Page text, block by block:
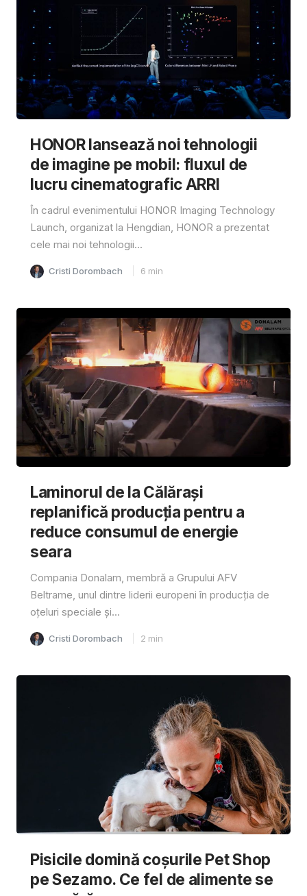
HONOR lansează noi tehnologii
de imagine pe mobil: fluxul de
lucru cinematografic ARRI
În cadrul evenimentului HONOR Imaging Technology
Launch, organizat la Hengdian, HONOR a prezentat
cele mai noi tehnologii...
Cristi Dorombach 6 min
Laminorul de la Călărași
replanifică producția pentru a
reduce consumul de energie
seara
Compania Donalam, membră a Grupului AFV
Beltrame, unul dintre liderii europeni în producția de
oțeluri speciale și...
Cristi Dorombach 2 min
Pisicile domină coșurile Pet Shop
pe Sezamo. Ce fel de alimente se